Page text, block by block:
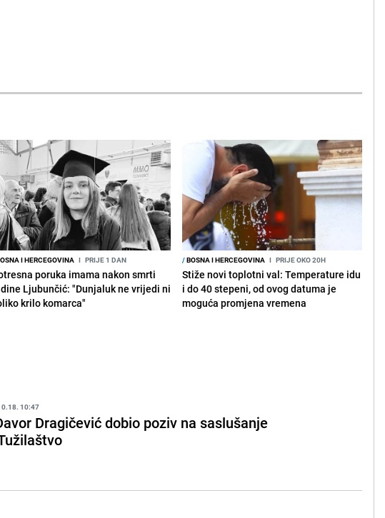
I HERCEGOVINA I PRIJE 1 DAN
poruka imama nakon smrti
Ljubunčić: "Dunjaluk ne vrijedi ni
krilo komarca"
/BOSNA I HERCEGOVINA I PRIJE OKO 20H
Stiže novi toplotni val: Temperature idu
i do 40 stepeni, od ovog datuma je
moguća promjena vremena
10:47
Dragičević dobio poziv na saslušanje